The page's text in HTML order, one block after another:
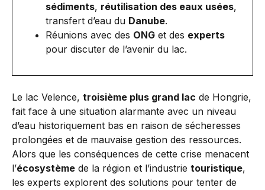
sédiments, réutilisation des eaux usées,
transfert d’eau du Danube.
Réunions avec des ONG et des experts
pour discuter de l’avenir du lac.
Le lac Velence, troisième plus grand lac de Hongrie,
fait face à une situation alarmante avec un niveau
d’eau historiquement bas en raison de sécheresses
prolongées et de mauvaise gestion des ressources.
Alors que les conséquences de cette crise menacent
l’écosystème de la région et l’industrie touristique,
les experts explorent des solutions pour tenter de